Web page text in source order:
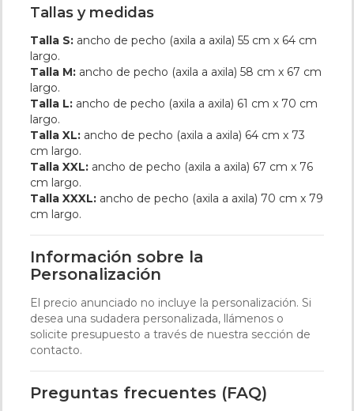
Tallas y medidas
Talla S: ancho de pecho (axila a axila) 55 cm x 64 cm
largo.
Talla M: ancho de pecho (axila a axila) 58 cm x 67 cm
largo.
Talla L: ancho de pecho (axila a axila) 61 cm x 70 cm
largo.
Talla XL: ancho de pecho (axila a axila) 64 cm x 73
cm largo.
Talla XXL: ancho de pecho (axila a axila) 67 cm x 76
cm largo.
Talla XXXL: ancho de pecho (axila a axila) 70 cm x 79
cm largo.
Información sobre la
Personalización
El precio anunciado no incluye la personalización. Si
desea una sudadera personalizada, llámenos o
solicite presupuesto a través de nuestra sección de
contacto.
Preguntas frecuentes (FAQ)